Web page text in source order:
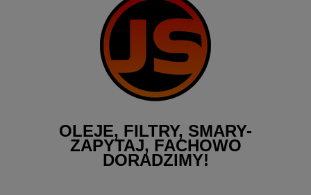
OLEJE, FILTRY, SMARY-
ZAPYTAJ, FACHOWO
DORADZIMY!